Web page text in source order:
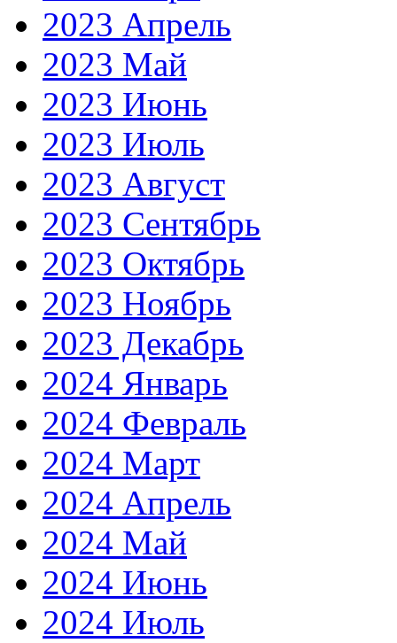
2023 Апрель
2023 Май
2023 Июнь
2023 Июль
2023 Август
2023 Сентябрь
2023 Октябрь
2023 Ноябрь
2023 Декабрь
2024 Январь
2024 Февраль
2024 Март
2024 Апрель
2024 Май
2024 Июнь
2024 Июль